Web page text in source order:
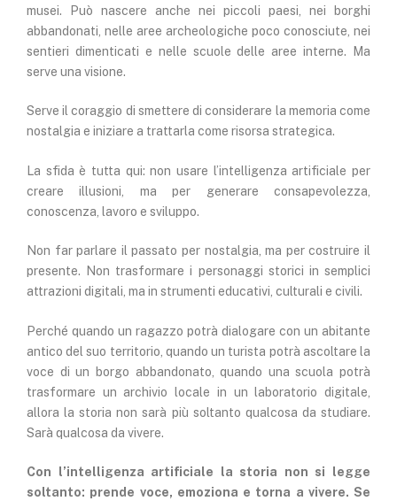
musei. Può nascere anche nei piccoli paesi, nei borghi
abbandonati, nelle aree archeologiche poco conosciute, nei
sentieri dimenticati e nelle scuole delle aree interne. Ma
serve una visione.
Serve il coraggio di smettere di considerare la memoria come
nostalgia e iniziare a trattarla come risorsa strategica.
La sfida è tutta qui: non usare l’intelligenza artificiale per
creare illusioni, ma per generare consapevolezza,
conoscenza, lavoro e sviluppo.
Non far parlare il passato per nostalgia, ma per costruire il
presente. Non trasformare i personaggi storici in semplici
attrazioni digitali, ma in strumenti educativi, culturali e civili.
Perché quando un ragazzo potrà dialogare con un abitante
antico del suo territorio, quando un turista potrà ascoltare la
voce di un borgo abbandonato, quando una scuola potrà
trasformare un archivio locale in un laboratorio digitale,
allora la storia non sarà più soltanto qualcosa da studiare.
Sarà qualcosa da vivere.
Con l’intelligenza artificiale la storia non si legge
soltanto: prende voce, emoziona e torna a vivere. Se